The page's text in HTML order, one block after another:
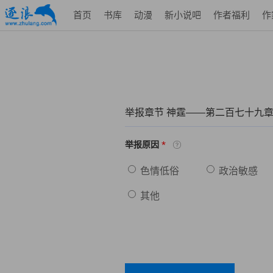
首页 书库 动漫 新小说吧 作者福利 作
举报章节 神霆——第二百七十九
举报原因 *
色情低俗 政治敏感
其他